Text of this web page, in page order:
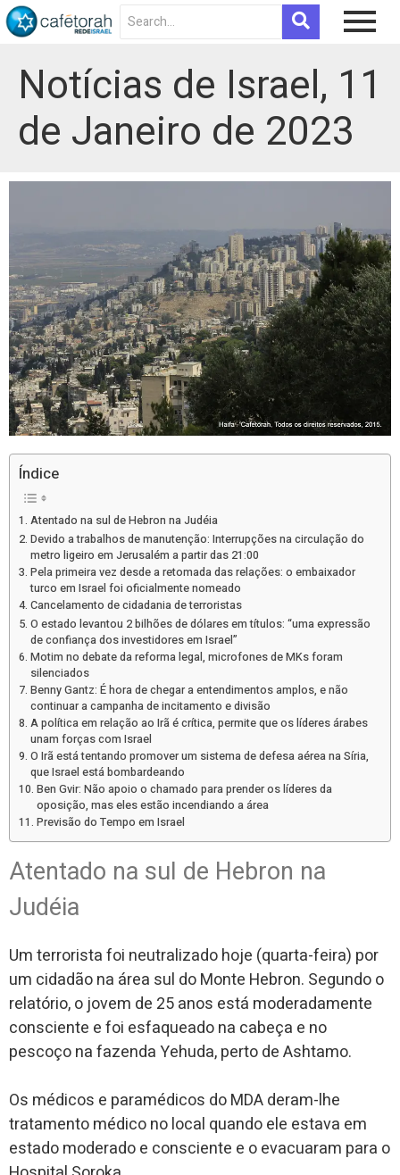
Notícias de Israel, 11
de Janeiro de 2023
Índice
Atentado na sul de Hebron na Judéia
Devido a trabalhos de manutenção: Interrupções na circulação do
metro ligeiro em Jerusalém a partir das 21:00
Pela primeira vez desde a retomada das relações: o embaixador
turco em Israel foi oficialmente nomeado
Cancelamento de cidadania de terroristas
O estado levantou 2 bilhões de dólares em títulos: “uma expressão
de confiança dos investidores em Israel”
Motim no debate da reforma legal, microfones de MKs foram
silenciados
Benny Gantz: É hora de chegar a entendimentos amplos, e não
continuar a campanha de incitamento e divisão
A política em relação ao Irã é crítica, permite que os líderes árabes
unam forças com Israel
O Irã está tentando promover um sistema de defesa aérea na Síria,
que Israel está bombardeando
Ben Gvir: Não apoio o chamado para prender os líderes da
oposição, mas eles estão incendiando a área
Previsão do Tempo em Israel
Atentado na sul de Hebron na
Judéia
Um terrorista foi neutralizado hoje (quarta-feira) por
um cidadão na área sul do Monte Hebron. Segundo o
relatório, o jovem de 25 anos está moderadamente
consciente e foi esfaqueado na cabeça e no
pescoço na fazenda Yehuda, perto de Ashtamo.
Os médicos e paramédicos do MDA deram-lhe
tratamento médico no local quando ele estava em
estado moderado e consciente e o evacuaram para o